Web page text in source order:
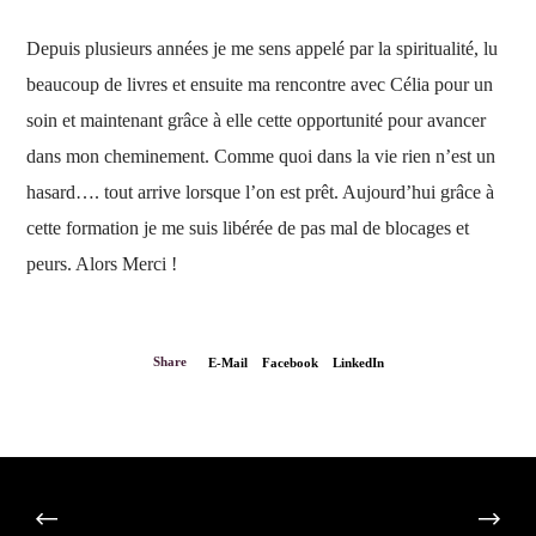
Depuis plusieurs années je me sens appelé par la spiritualité, lu
beaucoup de livres et ensuite ma rencontre avec Célia pour un
soin et maintenant grâce à elle cette opportunité pour avancer
dans mon cheminement. Comme quoi dans la vie rien n’est un
hasard…. tout arrive lorsque l’on est prêt. Aujourd’hui grâce à
cette formation je me suis libérée de pas mal de blocages et
peurs. Alors Merci !
Share E-Mail Facebook LinkedIn